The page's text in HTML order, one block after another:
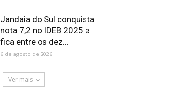
Jandaia do Sul conquista
nota 7,2 no IDEB 2025 e
fica entre os dez...
6 de agosto de 2026
Ver mais